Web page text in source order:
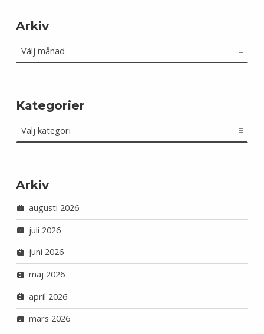
Arkiv
Kategorier
Arkiv
augusti 2026
juli 2026
juni 2026
maj 2026
april 2026
mars 2026